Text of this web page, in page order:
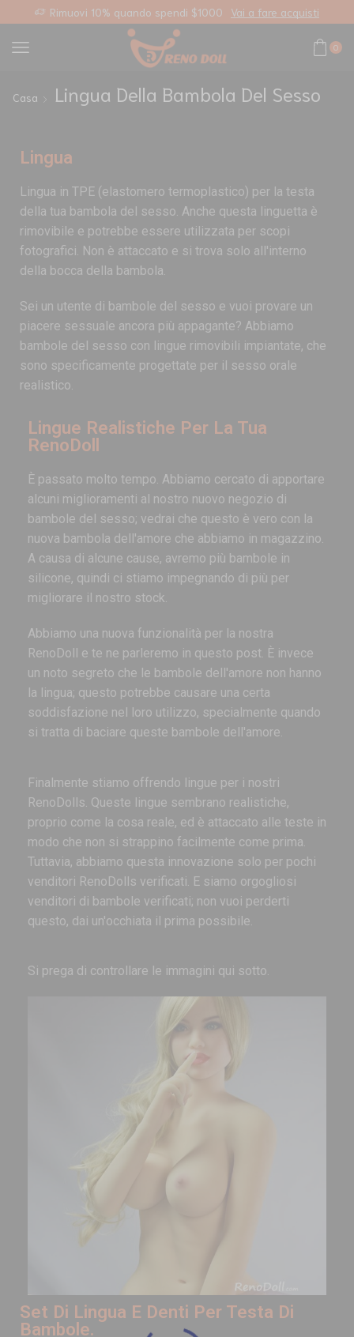
Rimuovi 10% quando spendi $1000 Vai a fare acquisti
0
Casa Lingua Della Bambola Del Sesso
Lingua
Lingua in TPE (elastomero termoplastico) per la testa
della tua bambola del sesso. Anche questa linguetta è
rimovibile e potrebbe essere utilizzata per scopi
fotografici. Non è attaccato e si trova solo all'interno
della bocca della bambola.
Sei un utente di bambole del sesso e vuoi provare un
piacere sessuale ancora più appagante? Abbiamo
bambole del sesso con lingue rimovibili impiantate, che
sono specificamente progettate per il sesso orale
realistico.
Lingue Realistiche Per La Tua
RenoDoll
È passato molto tempo. Abbiamo cercato di apportare
alcuni miglioramenti al nostro nuovo negozio di
bambole del sesso; vedrai che questo è vero con la
nuova bambola dell'amore che abbiamo in magazzino.
A causa di alcune cause, avremo più bambole in
silicone, quindi ci stiamo impegnando di più per
migliorare il nostro stock.
Abbiamo una nuova funzionalità per la nostra
RenoDoll e te ne parleremo in questo post. È invece
un noto segreto che le bambole dell'amore non hanno
la lingua; questo potrebbe causare una certa
soddisfazione nel loro utilizzo, specialmente quando
si tratta di baciare queste bambole dell'amore.
Finalmente stiamo offrendo lingue per i nostri
RenoDolls. Queste lingue sembrano realistiche,
proprio come la cosa reale, ed è attaccato alle teste in
modo che non si strappino facilmente come prima.
Tuttavia, abbiamo questa innovazione solo per pochi
venditori RenoDolls verificati. E siamo orgogliosi
venditori di bambole verificati; non vuoi perderti
questo, dai un'occhiata il prima possibile.
Si prega di controllare le immagini qui sotto.
Set Di Lingua E Denti Per Testa Di
Bambole.